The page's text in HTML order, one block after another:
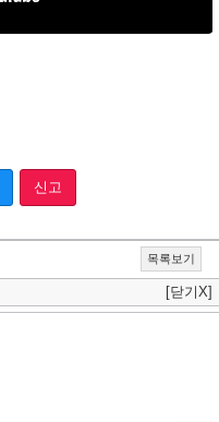
신고
목록보기
[닫기X]